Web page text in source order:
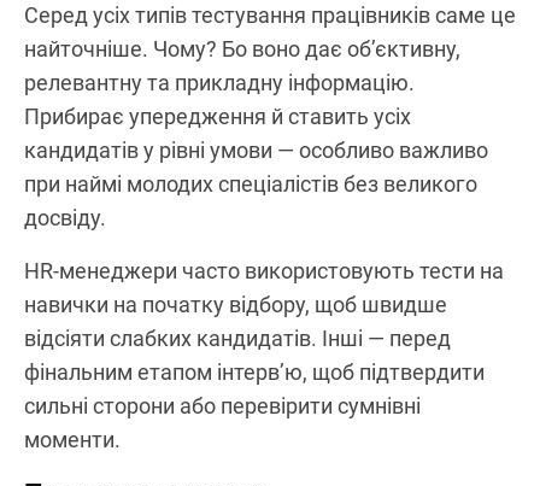
Серед усіх типів тестування працівників саме це
найточніше. Чому? Бо воно дає об’єктивну,
релевантну та прикладну інформацію.
Прибирає упередження й ставить усіх
кандидатів у рівні умови — особливо важливо
при наймі молодих спеціалістів без великого
досвіду.
HR-менеджери часто використовують тести на
навички на початку відбору, щоб швидше
відсіяти слабких кандидатів. Інші — перед
фінальним етапом інтерв’ю, щоб підтвердити
сильні сторони або перевірити сумнівні
моменти.